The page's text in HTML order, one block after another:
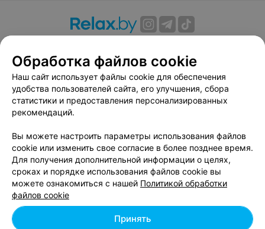
Вакансии
Публичный договор
Способы оплаты
Публичный договор по использованию сервиса
«Афиша»
Пользовательское соглашение
Связаться по вопросам сотрудничества
Написать руководителю relax.by
Персональные настройки cookie
Обработка персональных данных
Обработка файлов cookie
Наш сайт использует файлы cookie для обеспечения
удобства пользователей сайта, его улучшения, сбора
статистики и предоставления персонализированных
рекомендаций.
Вы можете настроить параметры использования файлов
cookie или изменить свое согласие в более позднее время.
Для получения дополнительной информации о целях,
сроках и порядке использования файлов cookie вы
можете ознакомиться с нашей Политикой обработки
файлов cookie
Принять